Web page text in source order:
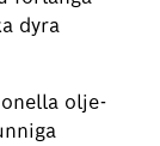
dyra
olje-